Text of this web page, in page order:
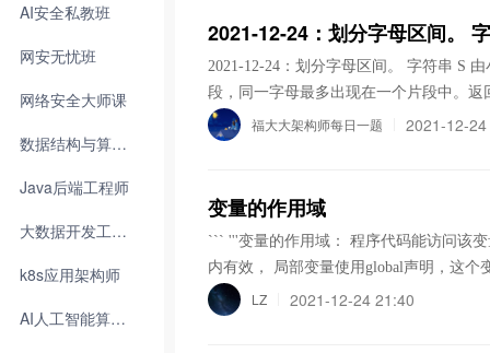
AI安全私教班
网安无忧班
网络安全大师课
数据结构与算法大师课
Java后端工程师
大数据开发工程师
k8s应用架构师
AI人工智能算法班
ain import "fmt" func main() { arr := []byte{0, 1, 0, 0, 0, 0, 0, 1, 0, 0, 0} f(arr, 2) fmt.Println(arr) } func
== 2 { oneIndexList = oneIndexList[1:] } if a == 1 { oneIndexList = append(oneIndexList, i) } if len(one
IndexList) == 2 { for j := oneIndexList[0] + 1; j 0 { left := oneLeftIndex - m right := oneLeftIndex - 1 if
left = 0; i-- { a := arr[i] if a == 1 { oneRightIndex = i break } } if oneRightIndex len(arr)-1 { right = len
2021-12-24：划分字母区间。
2021-12-24：划分字母区间。 字符串 S
段，同一字母最多出现在一个片段中。
大厂面试题。 答案2021-12-24： 时间紧，具体见代码。 代码用golang编写。代码如下： ```go packa
ge main import "fmt" func main() { S := "ababcbacadefegdehijhklij" ret := partitionLabels(S) fmt.Println
= append(ans, right-left+1) left = i } if right < far[str[i]-'a'] { right = far[str[i]-'a'] } } ans = append(ans, r
ight-left+1) return ans } ``` 执行结果如下： ![图片](https://img-blog.csdnimg.cn/68735afa1ab94ea2a3b2
3879bcb6ebb4.png?x-oss-process=image/
56aP5aSn5aSn5p625p6E5biI5q-
码](https://github.com/algorithmzuo/
福大大架构师每日一题 2021-12-
变量的作用域
``` '''变量的作用域： 程序代码能访问该变量的区域 根据变量的有效范围可分为 ·局部变量 在函数内定义并使用变量，只在函数
内有效， 局部变量使用global声明，这个变量就会变成全局变量 ·全局变量 函数体外定义的变量，可作用于函数内外的''' def fun
(a,b): c=a+b #c,就称为局部变量，因为c是在函数体内进行定义变量，a,b为函数的形参，作用范围也是函数内部，也相当于局部
变量 print(c) #print(c) 因为a,c超出了起作用的范围（也称为超出了作用域） #print(a) name='杨' #name的作用范围为函数内部和
LZ 2021-12-24 21:40